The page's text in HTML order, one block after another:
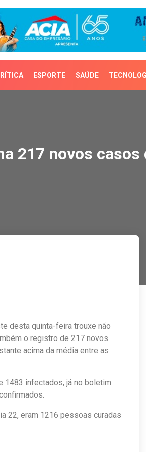
ESPORTE SAÚDE
217 novos
desta quinta-feira trouxe não
o registro de 217 novos
acima da média entre as
1483 infectados, já no boletim
22, eram 1216 pessoas curadas